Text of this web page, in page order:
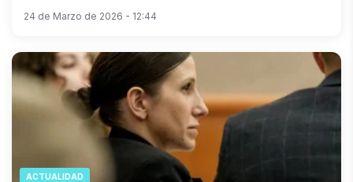
24 de Marzo de 2026 - 12:44
ACTUALIDAD